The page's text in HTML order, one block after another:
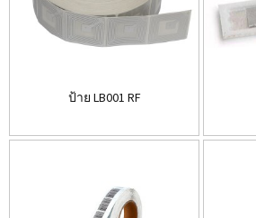
ป้าย LB001 RF